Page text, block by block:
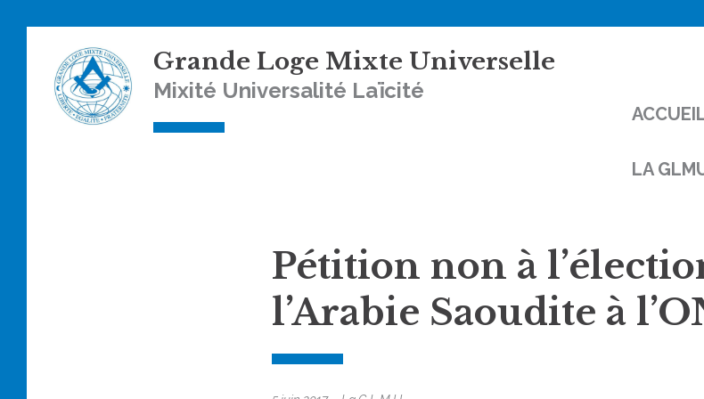
content
Grande Loge Mixte Universelle
Mixité Universalité Laïcité
LA
Pétition non à
l’Arabie Saoudite à